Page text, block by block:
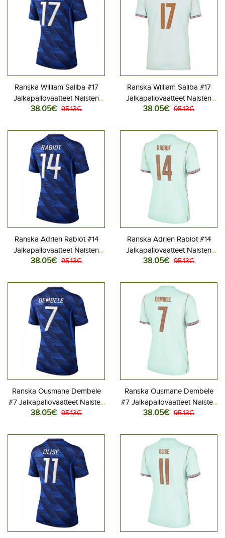
Ranska William Saliba #17
Jalkapallovaatteet Naisten
Kotipaita MM-kisat 2026
38.05€ 95.13€
Ranska William Saliba #17
Jalkapallovaatteet Naisten
Vieraspaita MM-kisat 2026
38.05€ 95.13€
Ranska Adrien Rabiot #14
Jalkapallovaatteet Naisten
Kotipaita MM-kisat 2026
38.05€ 95.13€
Ranska Adrien Rabiot #14
Jalkapallovaatteet Naisten
Vieraspaita MM-kisat 2026
38.05€ 95.13€
Ranska Ousmane Dembele
#7 Jalkapallovaatteet Naisten
Kotipaita MM-kisat 2026
38.05€ 95.13€
Ranska Ousmane Dembele
#7 Jalkapallovaatteet Naisten
Vieraspaita MM-kisat 2026
38.05€ 95.13€